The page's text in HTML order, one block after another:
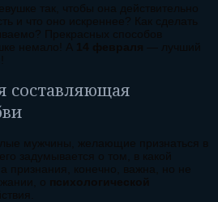
так, чтобы она действительно
и что оно искреннее? Как сделать
Прекрасных способов
немало! А
14 февраля
— лучший
составляющая
мужчины, желающие признаться в
задумывается о том, в какой
признания, конечно, важна, но не
о
психологической